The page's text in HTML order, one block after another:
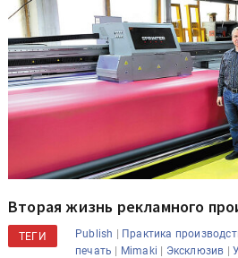
Вторая жизнь рекламного
ТЕГИ Publish | Практика
печать | Mimaki | Эксклюзив |